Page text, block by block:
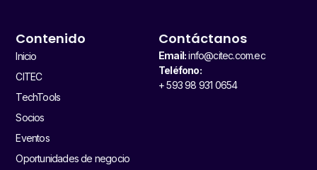
Contenido
Inicio
CITEC
TechTools
Socios
Eventos
Oportunidades de negocio
Contáctanos
Email:info@citec.com.ec
Teléfono:
+ 593 98 931 0654